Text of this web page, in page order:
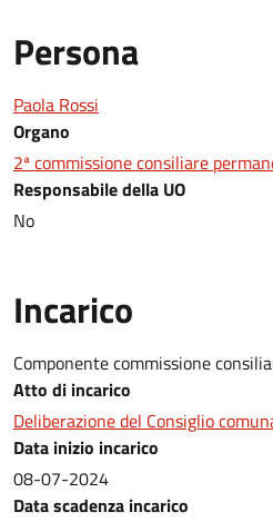
Persona
Paola Rossi
Organo
2ª commissione consiliare
Responsabile della UO
No
Incarico
Componente commissione
Atto di incarico
Deliberazione del Consiglio
Data inizio incarico
08-07-2024
Data scadenza incarico